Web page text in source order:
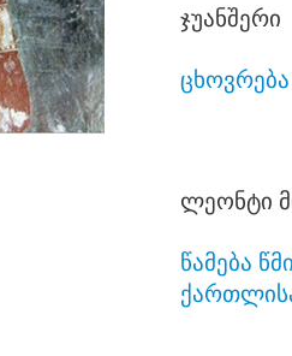
ჯუანშერი
ლეონტი
წამება